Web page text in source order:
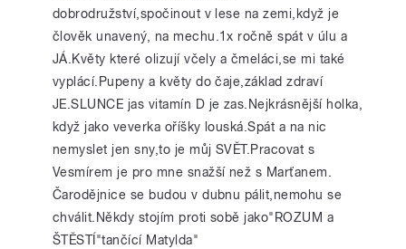
dobrodružství,spočinout v lese na zemi,když je
člověk unavený, na mechu.1x ročně spát v úlu a
JÁ.Květy které olizují včely a čmeláci,se mi také
vyplácí.Pupeny a květy do čaje,základ zdraví
JE.SLUNCE jas vitamín D je zas.Nejkrásnější holka,
když jako veverka oříšky louská.Spát a na nic
nemyslet jen sny,to je můj SVĚT.Pracovat s
Vesmírem je pro mne snažší než s Marťanem.
Čarodějnice se budou v dubnu pálit,nemohu se
chválit.Někdy stojím proti sobě jako"ROZUM a
ŠTĚSTÍ"tančící Matylda"